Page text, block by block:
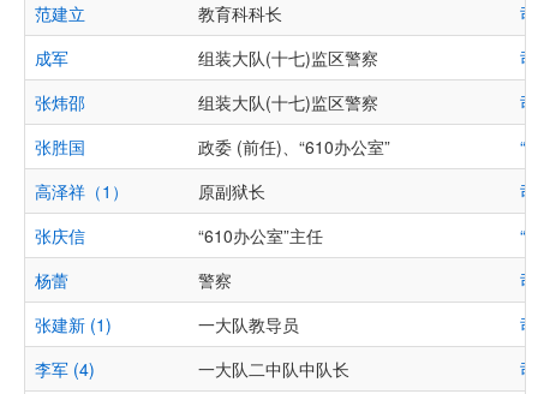
范建立
教育科科长
成军
组装大队(十七)监区警察
张炜邵
组装大队(十七)监区警察
张胜国
政委 (前任)、“610办公室”
高泽祥（1）
原副狱长
张庆信
“610办公室”主任
杨蕾
警察
张建新 (1)
一大队教导员
李军 (4)
一大队二中队中队长